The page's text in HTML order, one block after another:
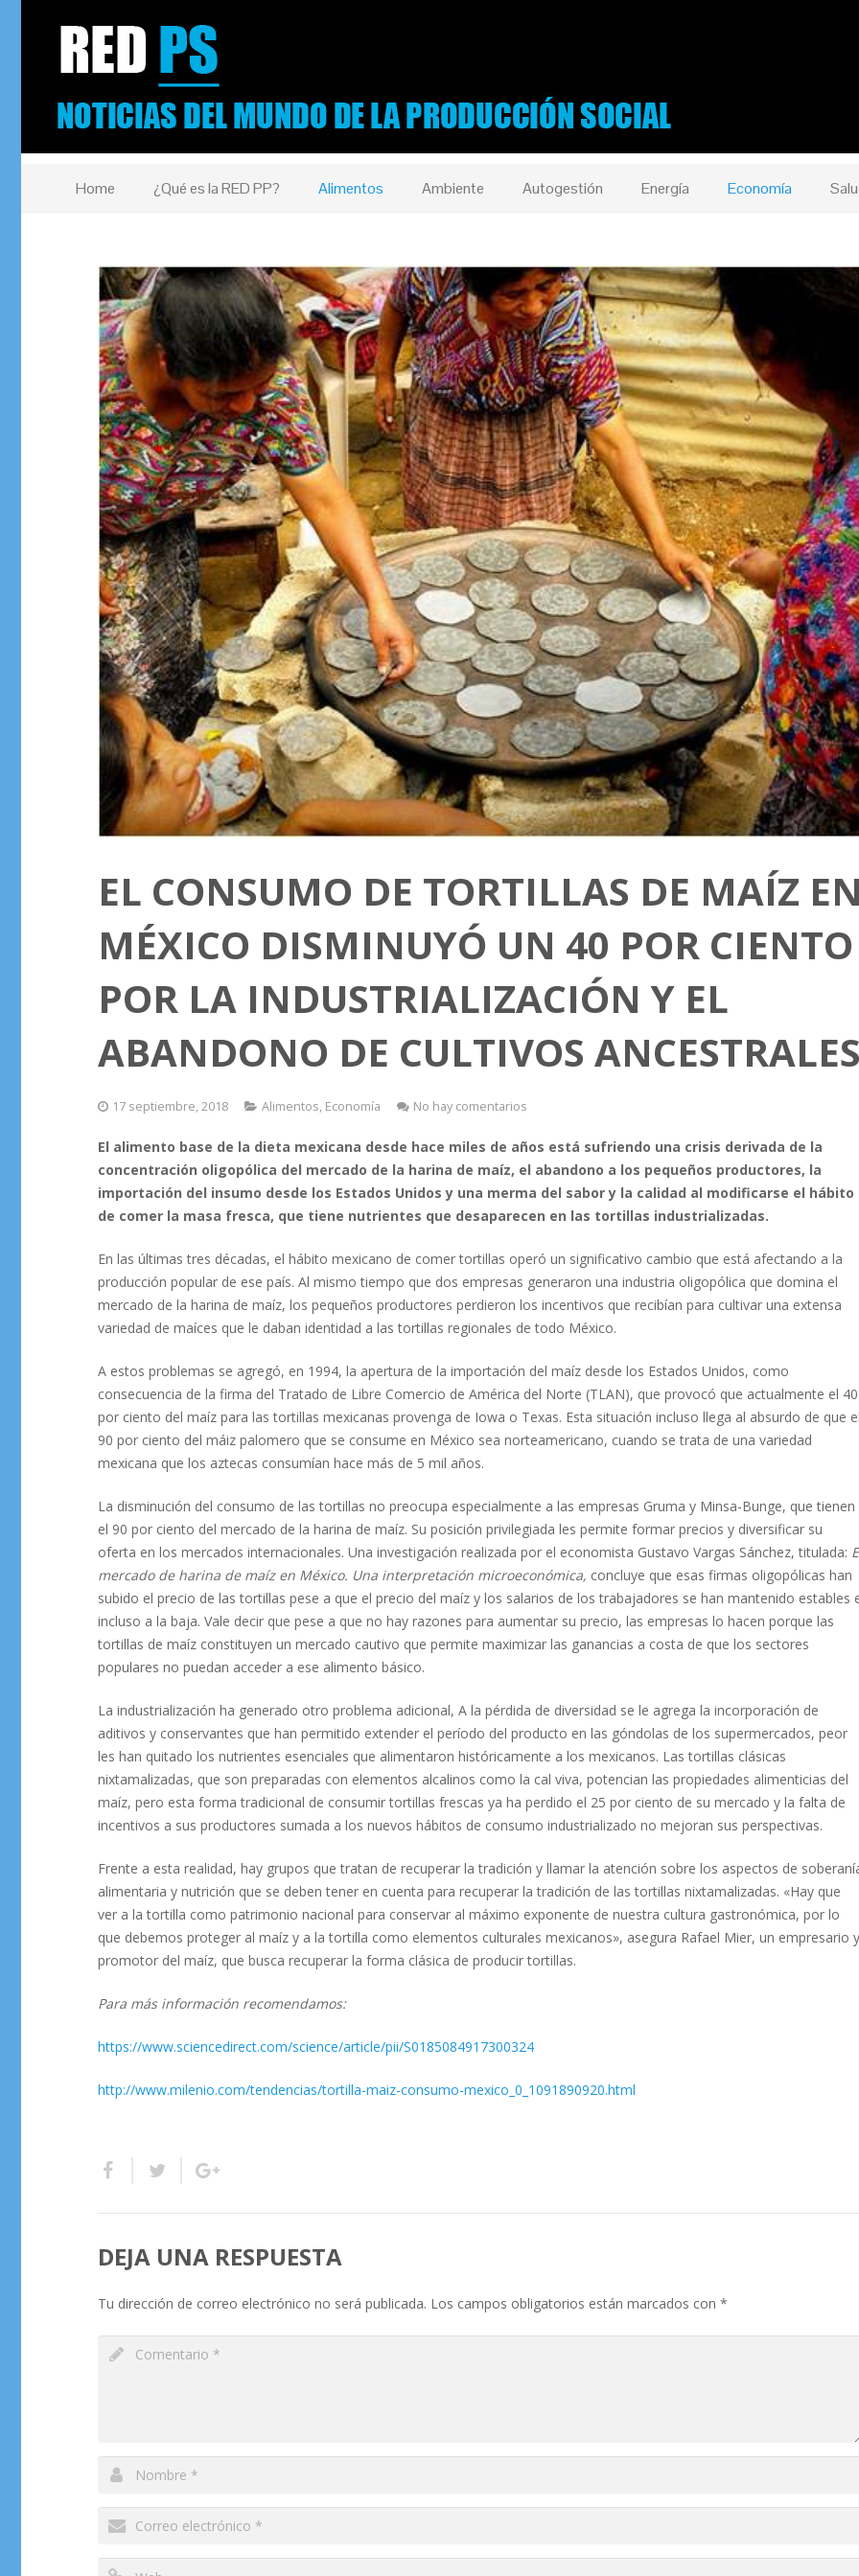
Home ¿Qué es la RED PP? Alimentos Ambiente Autogestión Energía Economía
EL CONSUMO DE TORTILLAS DE MAÍZ
MÉXICO DISMINUYÓ UN 40 POR CIENTO
POR LA INDUSTRIALIZACIÓN Y EL
ABANDONO DE CULTIVOS
17 septiembre, 2018 Alimentos, Economía No hay comentarios
El alimento base de la dieta mexicana desde hace miles de años está sufriendo una crisis derivada de la
concentración oligopólica del mercado de la harina de maíz, el abandono a los pequeños productores, la
importación del insumo desde los Estados Unidos y una merma del sabor y la calidad al modificarse el hábito
de comer la masa fresca, que tiene nutrientes que desaparecen en las tortillas industrializadas.
En las últimas tres décadas, el hábito mexicano de comer tortillas operó un significativo cambio que está afectando a la
producción popular de ese país. Al mismo tiempo que dos empresas generaron una industria oligopólica que domina el
mercado de la harina de maíz, los pequeños productores perdieron los incentivos que recibían para cultivar una extensa
variedad de maíces que le daban identidad a las tortillas regionales de todo México.
A estos problemas se agregó, en 1994, la apertura de la importación del maíz desde los Estados Unidos, como
consecuencia de la firma del Tratado de Libre Comercio de América del Norte (TLAN), que provocó que actualmente el 40
por ciento del maíz para las tortillas mexicanas provenga de Iowa o Texas. Esta situación incluso llega al absurdo de que
90 por ciento del máiz palomero que se consume en México sea norteamericano, cuando se trata de una variedad
mexicana que los aztecas consumían hace más de 5 mil años.
La disminución del consumo de las tortillas no preocupa especialmente a las empresas Gruma y Minsa-Bunge, que tienen
el 90 por ciento del mercado de la harina de maíz. Su posición privilegiada les permite formar precios y diversificar su
oferta en los mercados internacionales. Una investigación realizada por el economista Gustavo Vargas Sánchez, titulada:
mercado de harina de maíz en México. Una interpretación microeconómica, concluye que esas firmas oligopólicas han
subido el precio de las tortillas pese a que el precio del maíz y los salarios de los trabajadores se han mantenido estables
incluso a la baja. Vale decir que pese a que no hay razones para aumentar su precio, las empresas lo hacen porque las
tortillas de maíz constituyen un mercado cautivo que permite maximizar las ganancias a costa de que los sectores
populares no puedan acceder a ese alimento básico.
La industrialización ha generado otro problema adicional, A la pérdida de diversidad se le agrega la incorporación de
aditivos y conservantes que han permitido extender el período del producto en las góndolas de los supermercados, peor
les han quitado los nutrientes esenciales que alimentaron históricamente a los mexicanos. Las tortillas clásicas
nixtamalizadas, que son preparadas con elementos alcalinos como la cal viva, potencian las propiedades alimenticias del
maíz, pero esta forma tradicional de consumir tortillas frescas ya ha perdido el 25 por ciento de su mercado y la falta de
incentivos a sus productores sumada a los nuevos hábitos de consumo industrializado no mejoran sus perspectivas.
Frente a esta realidad, hay grupos que tratan de recuperar la tradición y llamar la atención sobre los aspectos de
alimentaria y nutrición que se deben tener en cuenta para recuperar la tradición de las tortillas nixtamalizadas. «Hay que
ver a la tortilla como patrimonio nacional para conservar al máximo exponente de nuestra cultura gastronómica, por lo
que debemos proteger al maíz y a la tortilla como elementos culturales mexicanos», asegura Rafael Mier, un empresario y
promotor del maíz, que busca recuperar la forma clásica de producir tortillas.
Para más información recomendamos:
https://www.sciencedirect.com/science/article/pii/S0185084917300324
http://www.milenio.com/tendencias/tortilla-maiz-consumo-mexico_0_1091890920.html
DEJA UNA RESPUESTA
Tu dirección de correo electrónico no será publicada. Los campos obligatorios están marcados con *